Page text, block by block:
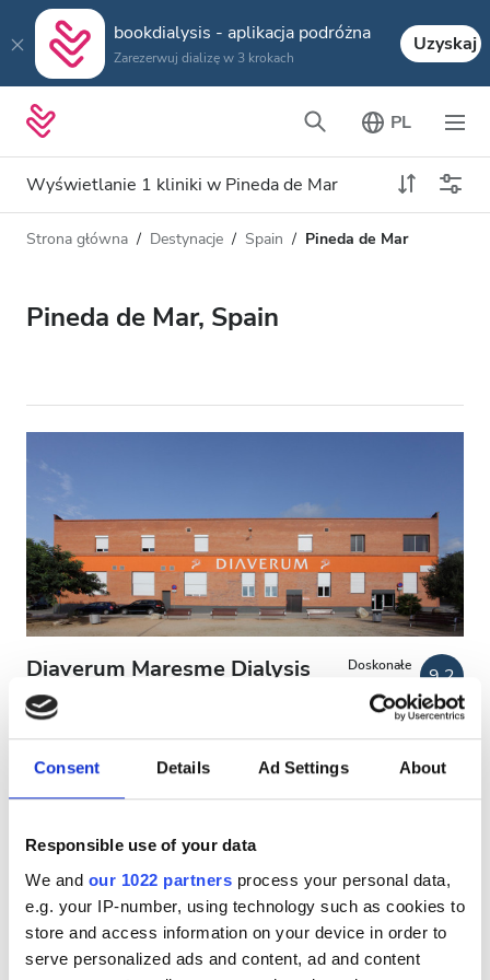
Consent Details Ad Settings About
Responsible use of your data
We and our 1022 partners process your personal data,
e.g. your IP-number, using technology such as cookies to
store and access information on your device in order to
serve personalized ads and content, ad and content
bookdialysis - aplikacja podróżna
Zarezerwuj dializę w 3 krokach
Uzyskaj
PL
Wyświetlanie 1 kliniki w Pineda de Mar
Typ dializy
Wszystkie dializy
Akceptuje
Pacjentów z HIV
Pacjentów z wirusem zapalenia wątroby typu B
Pacjentów z wirusem zapalenia wątroby typu C
Udogodnienia
Darmowe WiFi
Ekrany TV
Bezpłatny transfer
Odległość
Strona główna Destynacje Spain Pineda de Mar
Pineda de Mar, Spain
Diaverum Maresme Dialysis
Clinic
Pineda de Mar, Spain
Doskonałe
9.2
Darmowy parking
Za zabieg
Dializa HD €300
Dializa HDF €350
Rezerwuj